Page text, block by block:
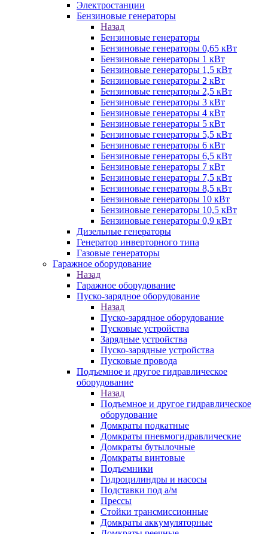
Электростанции
Бензиновые генераторы
Назад
Бензиновые генераторы
Бензиновые генераторы 0,65 кВт
Бензиновые генераторы 1 кВт
Бензиновые генераторы 1,5 кВт
Бензиновые генераторы 2 кВт
Бензиновые генераторы 2,5 кВт
Бензиновые генераторы 3 кВт
Бензиновые генераторы 4 кВт
Бензиновые генераторы 5 кВт
Бензиновые генераторы 5,5 кВт
Бензиновые генераторы 6 кВт
Бензиновые генераторы 6,5 кВт
Бензиновые генераторы 7 кВт
Бензиновые генераторы 7,5 кВт
Бензиновые генераторы 8,5 кВт
Бензиновые генераторы 10 кВт
Бензиновые генераторы 10,5 кВт
Бензиновые генераторы 0,9 кВт
Дизельные генераторы
Генератор инверторного типа
Газовые генераторы
Гаражное оборудование
Назад
Гаражное оборудование
Пуско-зарядное оборудование
Назад
Пуско-зарядное оборудование
Пусковые устройства
Зарядные устройства
Пуско-зарядные устройства
Пусковые провода
Подъемное и другое гидравлическое
оборудование
Назад
Подъемное и другое гидравлическое
оборудование
Домкраты подкатные
Домкраты пневмогидравлические
Домкраты бутылочные
Домкраты винтовые
Подъемники
Гидроцилиндры и насосы
Подставки под а/м
Прессы
Стойки трансмиссионные
Домкраты аккумуляторные